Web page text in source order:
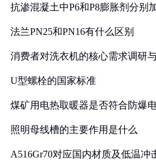
抗渗混凝土中P6和P8膨胀剂分别
法兰PN25和PN16有什么区别
消费者对洗衣机的核心需求调研
U型螺栓的国家标准
煤矿用电热取暖器是否符合防爆
照明母线槽的主要作用是什么
A516Gr70对应国内材质及低温冲